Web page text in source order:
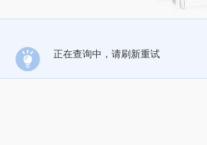
正在查询中，请刷新重试